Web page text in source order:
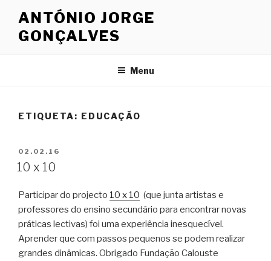
ANTÓNIO JORGE
GONÇALVES
Menu
ETIQUETA: EDUCAÇÃO
PUBLICADO
EM
02.02.16
10 x 10
Participar do projecto 10 x 10 (que junta artistas e
professores do ensino secundário para encontrar novas
práticas lectivas) foi uma experiência inesquecível.
Aprender que com passos pequenos se podem realizar
grandes dinâmicas. Obrigado Fundação Calouste